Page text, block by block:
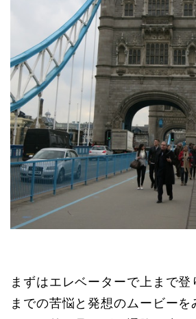
まずはエレベーターで上まで登
までの苦悩と発想のムービーを